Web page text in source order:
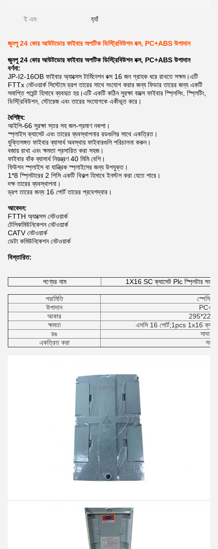
ই এম: হ্যাঁ
জুনপু 24 কোর আউটডোর ফাইবার অপটিক ডিস্ট্রিবিউশন বক্স, PC+ABS উপাদান
জুনপু 24 কোর আউটডোর ফাইবার অপটিক ডিস্ট্রিবিউশন বক্স, PC+ABS উপাদান
বর্ণনা:
JP-I2-16OB ফাইবার অ্যাক্সেস টার্মিনেশন বক্স 16 জন গ্রাহক ধরে রাখতে সক্ষম।এটি
FTTx নেটওয়ার্ক সিস্টেমে ড্রপ তারের সাথে সংযোগ করার জন্য ফিডার তারের জন্য একটি
সমাপ্তি পয়েন্ট হিসাবে ব্যবহৃত হয়।এটি একটি কঠিন সুরক্ষা বাক্সে ফাইবার স্প্লিসিং, স্প্লিটিং,
ডিস্ট্রিবিউশন, স্টোরেজ এবং তারের সংযোগকে একীভূত করে।
বৈশিষ্ট্য:
আইপি-66 সুরক্ষা স্তর সহ জল-প্রমাণ নকশা।
স্প্লাইস ক্যাসেট এবং তারের ব্যবস্থাপনার রডগুলির সাথে একত্রিত।
যুক্তিসঙ্গত ফাইবার ব্যাসার্ধ অবস্থায় ফাইবারগুলি পরিচালনা করুন।
বজায় রাখা এবং ক্ষমতা প্রসারিত করা সহজ।
ফাইবার বাঁক ব্যাসার্ধ নিয়ন্ত্রণ 40 মিমি বেশি।
ফিউশন স্প্লাইস বা যান্ত্রিক স্প্লাইসের জন্য উপযুক্ত।
1*8 স্প্লিটারের 2 পিসি একটি বিকল্প হিসাবে ইনস্টল করা যেতে পারে।
দক্ষ তারের ব্যবস্থাপনা।
ড্রপ তারের জন্য 16 পোর্ট তারের প্রবেশদ্বার।
আবেদন:
FTTH অ্যাক্সেস নেটওয়ার্ক
টেলিকমিউনিকেশন নেটওয়ার্ক
CATV নেটওয়ার্ক
ডেটা কমিউনিকেশন নেটওয়ার্ক
বিস্তারিত:
পণ্যের নাম 1X16 SC ক্যাসেট Plc স্প্লিটার সহ 16
পরামিতি
উপাদান
আকার
ক্ষমতা
এসসি 16 পোর্ট;1pcs 1x16
রঙ
সাদা
একত্রিত করা
সমর্থন